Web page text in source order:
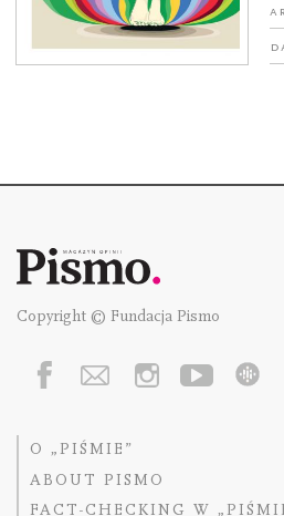
Copyright © Fundacja Pismo
O „PIŚMIE”
ABOUT PISMO
FACT-CHECKING W